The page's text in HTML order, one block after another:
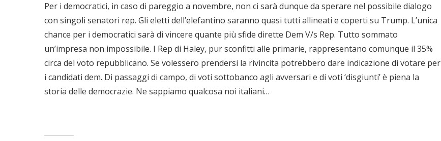
Per i democratici, in caso di pareggio a novembre, non ci sarà dunque da sperare nel possibile dialogo
con singoli senatori rep. Gli eletti dell’elefantino saranno quasi tutti allineati e coperti su Trump. L’unica
chance per i democratici sarà di vincere quante più sfide dirette Dem V/s Rep. Tutto sommato
un’impresa non impossibile. I Rep di Haley, pur sconfitti alle primarie, rappresentano comunque il 35%
circa del voto repubblicano. Se volessero prendersi la rivincita potrebbero dare indicazione di votare per
i candidati dem. Di passaggi di campo, di voti sottobanco agli avversari e di voti ‘disgiunti’ è piena la
storia delle democrazie. Ne sappiamo qualcosa noi italiani…